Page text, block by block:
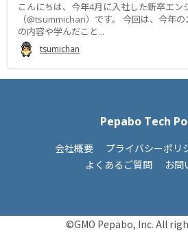
こんにちは、今年4月に入社した新卒エン
（@tsummichan）です。 今回は、今年
の内容や学んだこと...
tsumichan
Pepabo Tech
会社概要 プライバシーポリ
よくあるご質問
お問
©GMO Pepabo, Inc. All